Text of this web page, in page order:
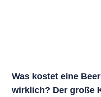
Was kostet eine
wirklich? Der große